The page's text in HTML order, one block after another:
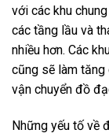
với các khu
các tầng lầu và
nhiều hơn. Các
cũng sẽ làm
vận chuyển đồ
Những yếu tố về